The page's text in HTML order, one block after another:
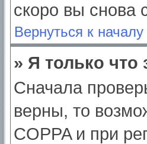
скоро вы снова
Вернуться к началу
» Я только что
Сначала
верны, то
COPPA и при